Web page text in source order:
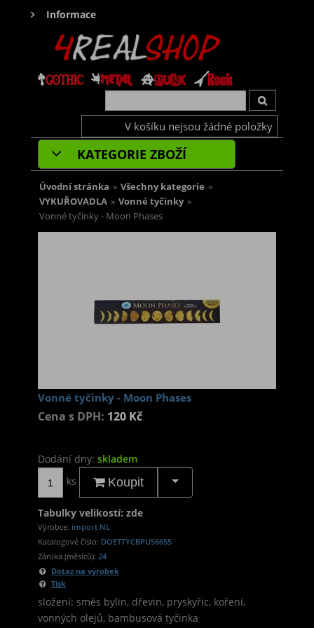
Informace
V košíku nejsou žádné položky
KATEGORIE ZBOŽÍ
Úvodní stránka » Všechny kategorie »
VYKUŘOVADLA » Vonné tyčinky »
Vonné tyčinky - Moon Phases
Vonné tyčinky - Moon Phases
Cena s DPH: 120 Kč
Dodání dny: skladem
ks
Koupit
Tabulky velikostí: zde
Výrobce: import NL
Katalogové číslo: DOETTYCBPUS6655
Záruka (měsíců): 24
Dotaz na výrobek
Tisk
složení: směs bylin, dřevin, pryskyřic, koření,
vonných olejů, bambusová tyčinka